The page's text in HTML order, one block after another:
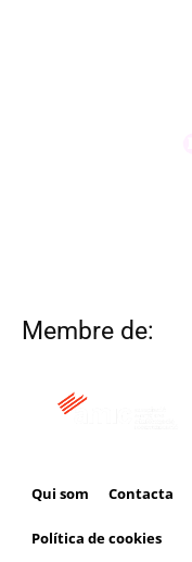
Membre de:
Qui som Contacta
Política de cookies